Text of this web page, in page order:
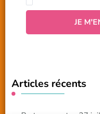
Articles récents